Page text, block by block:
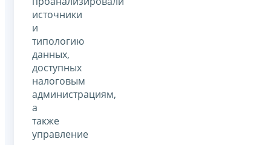
источники
и
типологию
данных,
доступных
налоговым
администрациям,
а
также
управление